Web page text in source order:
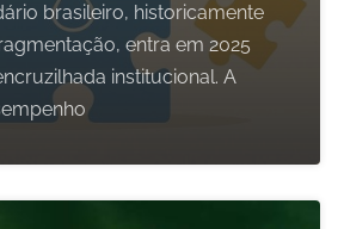
brasileiro, historicamente
entra em 2025
institucional. A